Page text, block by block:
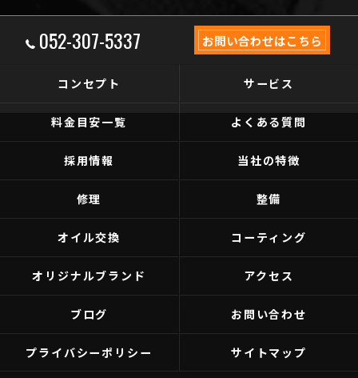
052-307-5337 お問い合わせはこちら
コンセプト サービス
料金目安一覧 よくある質問
採用情報 当社の特徴
修理 整備
オイル交換 コーティング
オリジナルブランド アクセス
ブログ お問い合わせ
プライバシーポリシー サイトマップ